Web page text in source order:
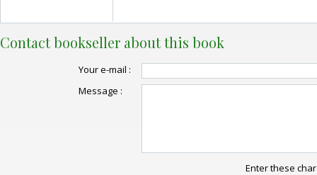
Contact bookseller about this book
Your e-mail :
Message :
Enter these